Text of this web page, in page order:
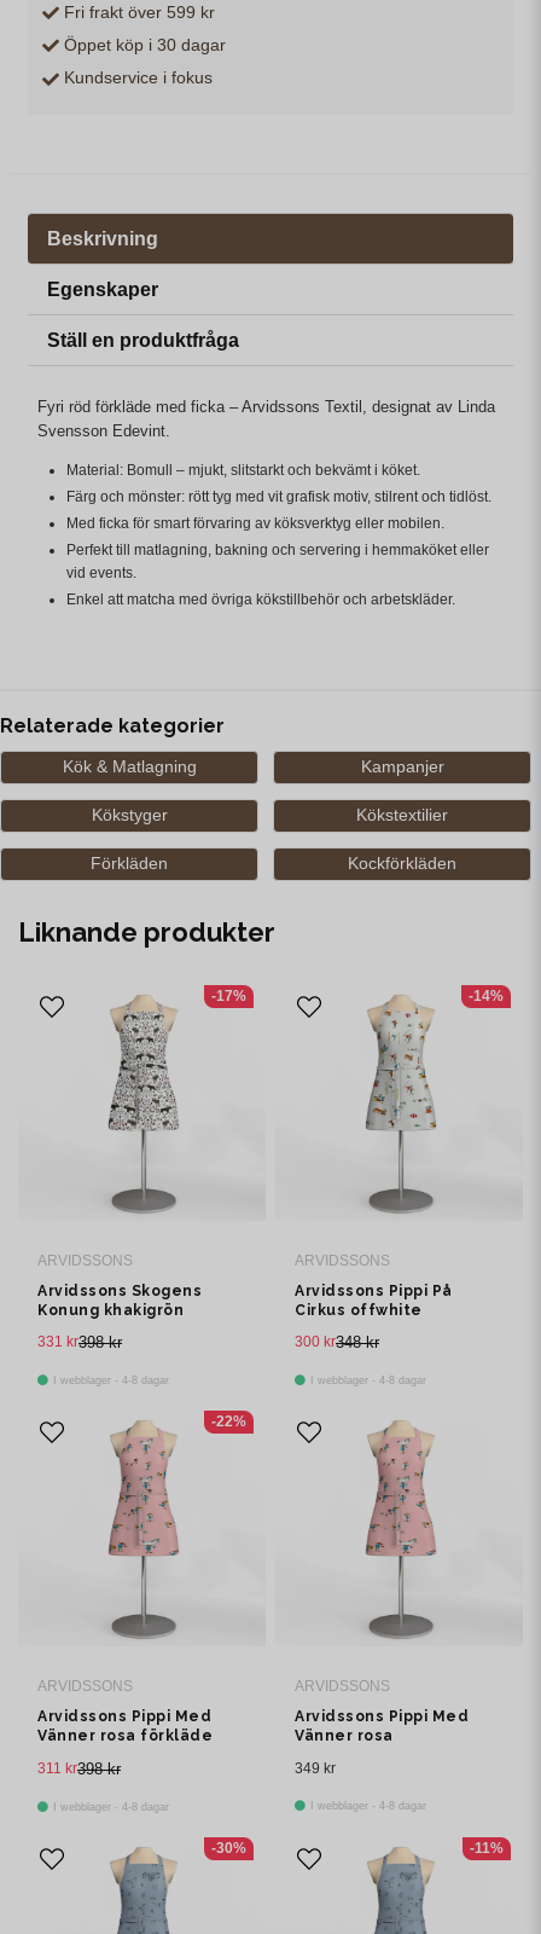
Fri frakt över 599 kr
Öppet köp i 30 dagar
Kundservice i fokus
Beskrivning
Egenskaper
Ställ en produktfråga
Fyri röd förkläde med ficka – Arvidssons Textil, designat av Linda
Svensson Edevint.
Material: Bomull – mjukt, slitstarkt och bekvämt i köket.
Färg och mönster: rött tyg med vit grafisk motiv, stilrent och tidlöst.
Med ficka för smart förvaring av köksverktyg eller mobilen.
Perfekt till matlagning, bakning och servering i hemmaköket eller
vid events.
Enkel att matcha med övriga kökstillbehör och arbetskläder.
Relaterade kategorier
Kök & Matlagning Kampanjer
Kökstyger Kökstextilier
Förkläden Kockförkläden
Liknande produkter
ARVIDSSONS
Arvidssons Skogens
Konung khakigrön
398 kr
331 kr
I webblager - 4-8 dagar
-17%
ARVIDSSONS
Arvidssons Pippi På
Cirkus offwhite
348 kr
300 kr
I webblager - 4-8 dagar
-14%
ARVIDSSONS
Arvidssons Pippi Med
Vänner rosa förkläde
398 kr
311 kr
I webblager - 4-8 dagar
-22%
ARVIDSSONS
Arvidssons Pippi Med
Vänner rosa
349 kr
I webblager - 4-8 dagar
-30% -11%